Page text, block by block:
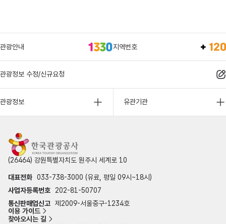
관광안내 지역번호
관광정보 수정/신규요청
관광정보 유관기관
(26464) 강원특별자치도 원주시 세계로 10
대표전화 033-738-3000 (유료, 평일 09시~18시)
사업자등록번호
202-81-50707
통신판매업신고 제2009-서울중구-1234호
이용 가이드
찾아오시는 길